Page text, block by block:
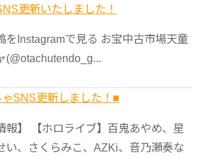
更新いたしました！
をInstagramで見る お宝中古市場天童
(@otachutendo_g...
SNS更新しました！■
報】 【ホロライブ】百鬼あやめ、星
い、さくらみこ、AZKi、音乃瀬奏な